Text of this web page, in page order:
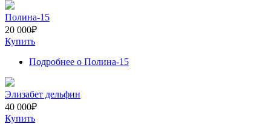
Полина-15
20 000₽
Купить
Подробнее о Полина-15
Элизабет дельфин
40 000₽
Купить